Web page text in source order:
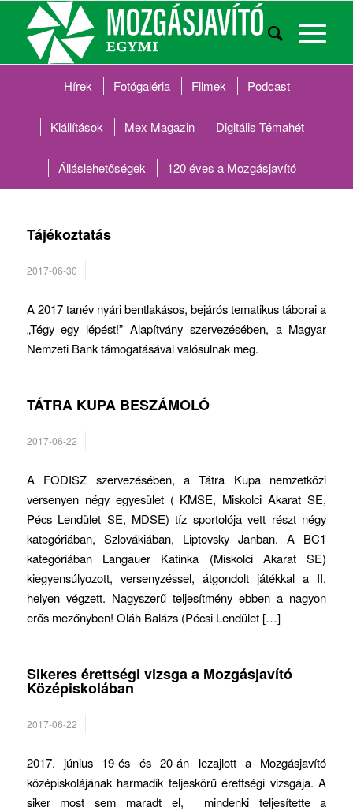
Hírek Fotógaléria Filmek Podcast
Kiállítások Mex Magazin Digitális Témahét
Álláslehetőségek 120 éves a Mozgásjavító
Tájékoztatás
2017-06-30
A 2017 tanév nyári bentlakásos, bejárós tematikus táborai a
„Tégy egy lépést!” Alapítvány szervezésében, a Magyar
Nemzeti Bank támogatásával valósulnak meg.
TÁTRA KUPA BESZÁMOLÓ
2017-06-22
A FODISZ szervezésében, a Tátra Kupa nemzetközi
versenyen négy egyesület ( KMSE, Miskolci Akarat SE,
Pécs Lendület SE, MDSE) tíz sportolója vett részt négy
kategóriában, Szlovákiában, Liptovsky Janban. A BC1
kategóriában Langauer Katinka (Miskolci Akarat SE)
kiegyensúlyozott, versenyzéssel, átgondolt játékkal a II.
helyen végzett. Nagyszerű teljesítmény ebben a nagyon
erős mezőnyben! Oláh Balázs (Pécsi Lendület […]
Sikeres érettségi vizsga a Mozgásjavító
Középiskolában
2017-06-22
2017. június 19-és és 20-án lezajlott a Mozgásjavító
középiskolájának harmadik teljeskörű érettségi vizsgája. A
siker most sem maradt el, mindenki teljesítette a